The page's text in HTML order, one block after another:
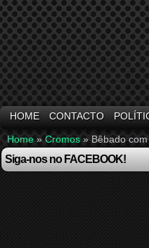
HOME CONTACTO
Home » Cromos » Bêbado
Siga-nos no FACEBOOK!